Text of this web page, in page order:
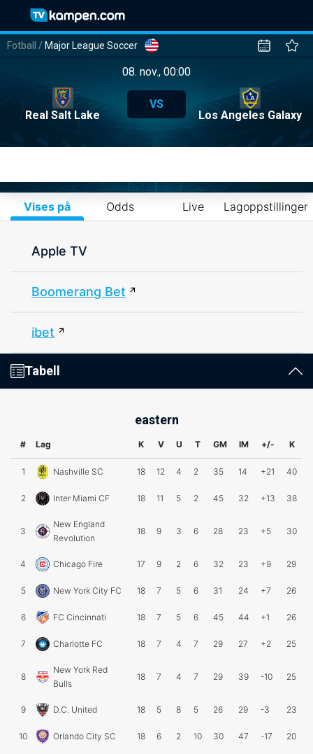
Fotball / Major League Soccer
08. nov., 00:00
Real Salt Lake
VS
Los Angeles Galaxy
Vises på Odds Live Lagoppstillinger
Apple TV
Boomerang Bet
ibet
Tabell
eastern
# Lag K V U T GM IM +/- K
1 Nashville SC 18 12 4 2 35 14 +21 40
2 Inter Miami CF 18 11 5 2 45 32 +13 38
3
New England
Revolution
18 9 3 6 28 23 +5 30
4 Chicago Fire 17 9 2 6 32 23 +9 29
5 New York City FC 18 7 5 6 31 24 +7 26
6 FC Cincinnati 18 7 5 6 45 44 +1 26
7 Charlotte FC 18 7 4 7 29 27 +2 25
8
New York Red
Bulls
18 7 4 7 29 39 -10 25
9 D.C. United 18 5 8 5 26 29 -3 23
10 Orlando City SC 18 6 2 10 30 47 -17 20